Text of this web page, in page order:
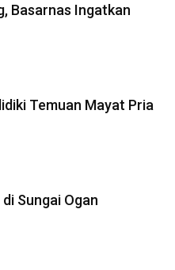
Basarnas Ingatkan
Temuan Mayat Pria
Sungai Ogan